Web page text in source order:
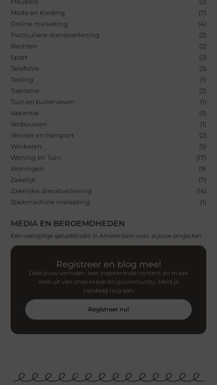
Mode en Kleding
(7)
Online marketing
(4)
Particuliere dienstverlening
(2)
Rechten
(2)
Sport
(2)
Telefonie
(3)
Testing
(1)
Toerisme
(2)
Tuin en buitenleven
(1)
Vakantie
(3)
Verbouwen
(1)
Vervoer en transport
(2)
Winkelen
(5)
Woning en Tuin
(17)
Woningen
(9)
Zakelijk
(7)
Zakelijke dienstverlening
(16)
Zoekmachine marketing
(1)
MEDIA EN BEROEMDHEDEN
Een veelzijdige geluidstudio in Amsterdam voor al jouw projecten
Registreer en blog mee!
Deel jouw verhalen, lees inspirerende content en maak
deel uit van onze brede blogcommunity. Meld je
vandaag nog aan.
Registreer nu!